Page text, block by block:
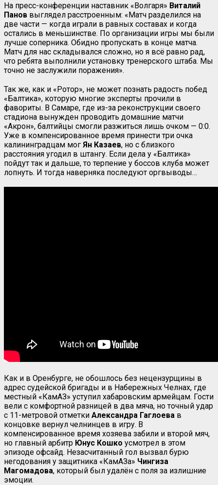
На пресс-конференции наставник «Волгаря» Виталий
Панов выглядел расстроенным: «Матч разделился на
две части — когда играли в равных составах и когда
остались в меньшинстве. По организации игры мы были
лучше соперника. Обидно пропускать в конце матча.
Матч для нас складывался сложно, но я всё равно рад,
что ребята выполнили установку тренерского штаба. Мы
точно не заслужили поражения».
Так же, как и «Ротор», не может познать радость побед
«Балтика», которую многие эксперты прочили в
фавориты. В Самаре, где из-за реконструкции своего
стадиона вынужден проводить домашние матчи
«Акрон», балтийцы смогли разжиться лишь очком — 0:0.
Уже в компенсированное время принести три очка
калининградцам мог Ян Казаев, но с близкого
расстояния угодил в штангу. Если дела у «Балтика»
пойдут так и дальше, то терпение у боссов клуба может
лопнуть. И тогда наверняка последуют оргвыводы…
Как и в Оренбурге, не обошлось без нецензурщины в
адрес судейской бригады и в Набережных Челнах, где
местный «КамАЗ» уступил хабаровским армейцам. Гости
вели с комфортной разницей в два мяча, но точный удар
с 11-метровой отметки Александра Гаглоева в
концовке вернул челнинцев в игру. В
компенсированное время хозяева забили и второй мяч,
но главный арбитр Юнус Кошко усмотрел в этом
эпизоде офсайд. Незасчитанный гол вызвал бурю
негодования у защитника «КамАЗа» Чингиза
Магомадова, который был удалён с поля за излишние
эмоции.